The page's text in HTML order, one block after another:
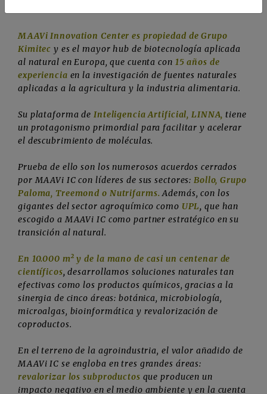
MAAVi Innovation Center es propiedad de Grupo
Kimitec y es el mayor hub de biotecnología aplicada
al natural en Europa, que cuenta con 15 años de
experiencia en la investigación de fuentes naturales
aplicadas a la agricultura y la industria alimentaria.
Su plataforma de Inteligencia Artificial, LINNA, tiene
un protagonismo primordial para facilitar y acelerar
el descubrimiento de moléculas.
Prueba de ello son los numerosos acuerdos cerrados
por MAAVi IC con líderes de sus sectores:Bollo, Grupo
Paloma, Treemond o Nutrifarms. Además, con los
gigantes del sector agroquímico como UPL, que han
escogido a MAAVi IC como partner estratégico en su
transición al natural.
En 10.000 m² y de la mano de casi un centenar de
científicos, desarrollamos soluciones naturales tan
efectivas como los productos químicos, gracias a la
sinergia de cinco áreas: botánica, microbiología,
microalgas, bioinformática y revalorización de
coproductos.
En el terreno de la agroindustria, el valor añadido de
MAAVi IC se engloba en tres grandes áreas:
revalorizar los subproductos que producen un
impacto negativo en el medio ambiente y en la cuenta